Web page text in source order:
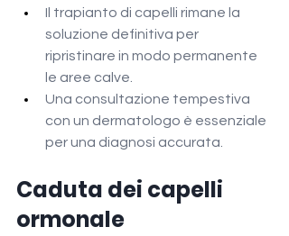
Il trapianto di capelli rimane la
soluzione definitiva per
ripristinare in modo permanente
le aree calve.
Una consultazione tempestiva
con un dermatologo è essenziale
per una diagnosi accurata.
Caduta dei capelli
ormonale